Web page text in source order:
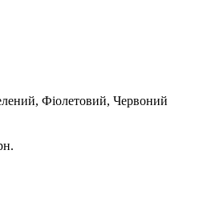
Фіолетовий, Червоний